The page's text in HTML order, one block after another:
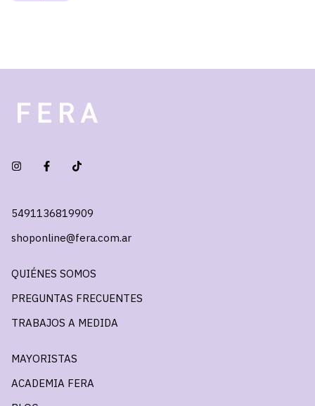
5491136819909
shoponline@fera.com.ar
QUIÉNES SOMOS
PREGUNTAS FRECUENTES
TRABAJOS A MEDIDA
MAYORISTAS
ACADEMIA FERA